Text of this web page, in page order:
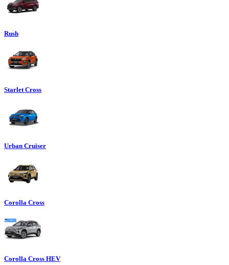
Rush
Starlet Cross
Urban Cruiser
Corolla Cross
Corolla Cross HEV